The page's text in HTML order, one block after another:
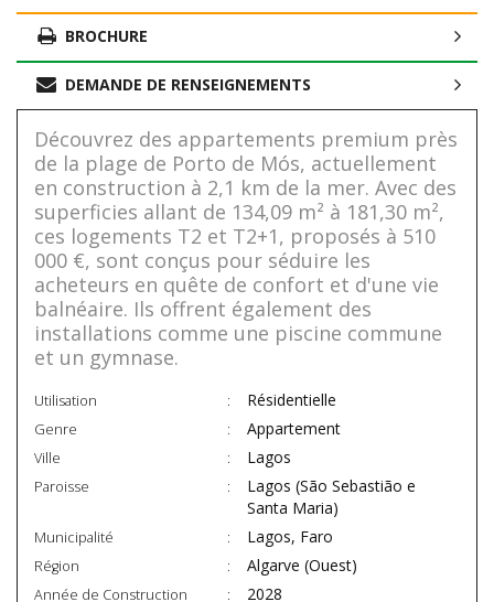
BROCHURE
DEMANDE DE RENSEIGNEMENTS
Découvrez des appartements premium près
de la plage de Porto de Mós, actuellement
en construction à 2,1 km de la mer. Avec des
superficies allant de 134,09 m² à 181,30 m²,
ces logements T2 et T2+1, proposés à 510
000 €, sont conçus pour séduire les
acheteurs en quête de confort et d'une vie
balnéaire. Ils offrent également des
installations comme une piscine commune
et un gymnase.
Utilisation Résidentielle
Genre Appartement
Ville Lagos
Paroisse
Lagos (São Sebastião e
Santa Maria)
Municipalité Lagos, Faro
Région Algarve (Ouest)
Année de Construction 2028